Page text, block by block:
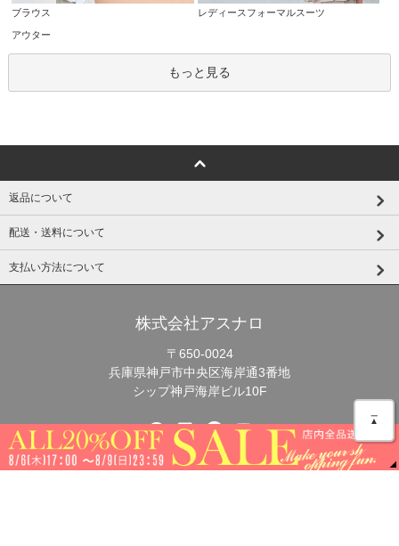
ブラウス レディースフォーマルスーツ
もっと見る
返品について
〒650-0024
兵庫県神戸市中央区海岸通3番地
▲